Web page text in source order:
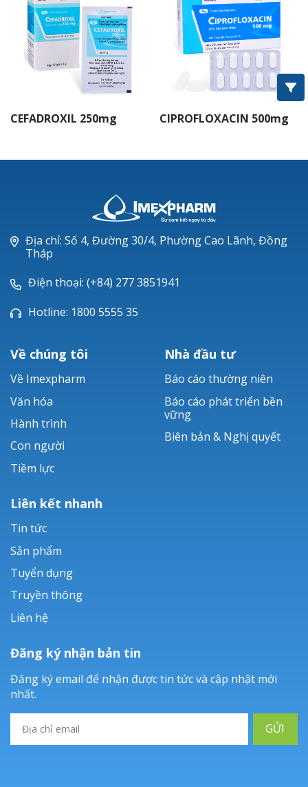
Amoxcillin
Imedoxim®
Imenir®
Cephalexin
BIOCEMET®
LEVOFLOXACIN
NEXCIX®
CEFADROXIL 250mg CIPROFLOXACIN 500mg
Địa chỉ: Số 4, Đường 30/4, Phường Cao Lãnh, Đồng
Tháp
Điện thoại: (+84) 277 3851941
Hotline: 1800 5555 35
Về chúng tôi
Về Imexpharm
Văn hóa
Hành trình
Con người
Tiềm lực
Nhà đầu tư
Báo cáo thường niên
Báo cáo phát triển bền
vững
Biên bản & Nghị quyết
Liên kết nhanh
Tin tức
Sản phẩm
Tuyển dụng
Truyền thông
Liên hệ
Đăng ký nhận bản tin
Đăng ký email để nhận được tin tức và cập nhật mới
nhất.
GỬI